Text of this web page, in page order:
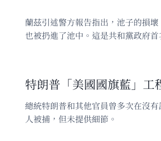
蘭茲引述警方報告指出，池子的損
也被扔進了池中。這是共和黨政府
特朗普「美國國旗藍」工
總統特朗普和其他官員曾多次在沒
人被捕，但未提供細節。